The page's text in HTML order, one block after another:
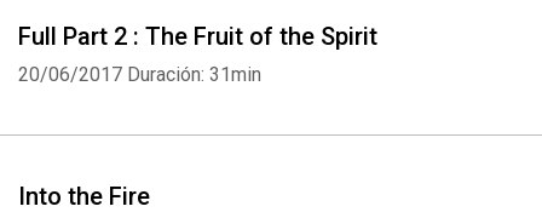
Full Part 2 : The Fruit of the Spirit
20/06/2017 Duración: 31min
Into the Fire